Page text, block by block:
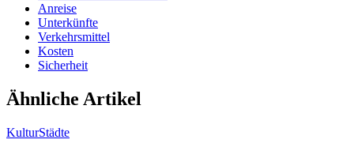
Anreise
Unterkünfte
Verkehrsmittel
Kosten
Sicherheit
Ähnliche Artikel
KulturStädte